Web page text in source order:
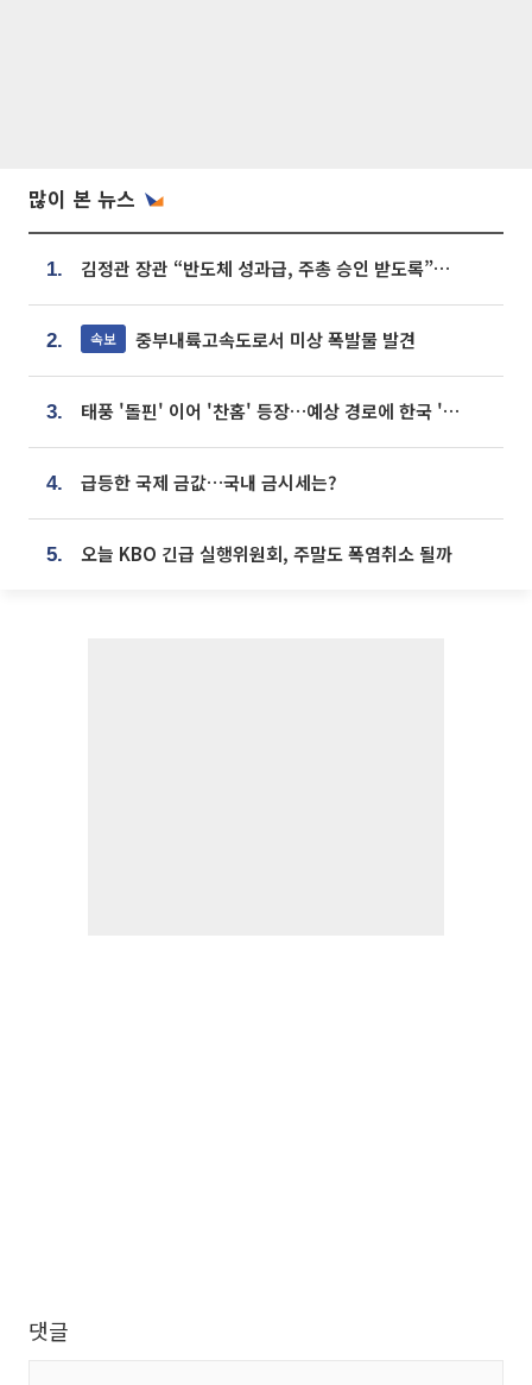
많이 본 뉴스
1. 김정관 장관 “반도체 성과급, 주총 승인 받도록”…상법·자본시장법 개정 시사
2. 속보 중부내륙고속도로서 미상 폭발물 발견
3. 태풍 '돌핀' 이어 '찬홈' 등장…예상 경로에 한국 '한숨'
4. 급등한 국제 금값…국내 금시세는?
5. 오늘 KBO 긴급 실행위원회, 주말도 폭염취소 될까
댓글